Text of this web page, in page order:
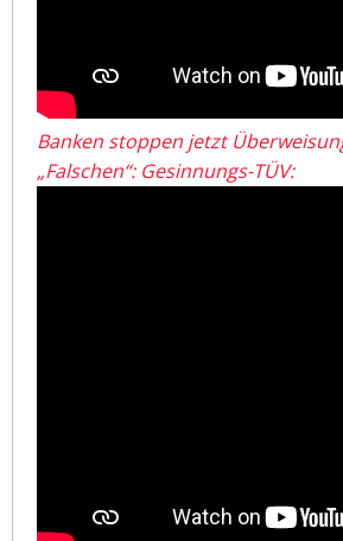
Banken stoppen jetzt
„Falschen“: Gesinnungs-TÜV: